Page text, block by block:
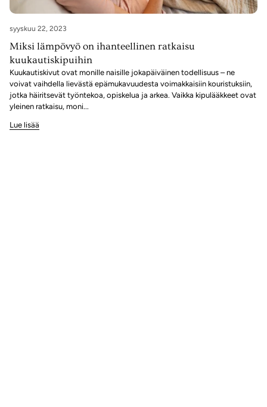
syyskuu 22, 2023
Miksi lämpövyö on ihanteellinen ratkaisu
kuukautiskipuihin
Kuukautiskivut ovat monille naisille jokapäiväinen todellisuus – ne
voivat vaihdella lievästä epämukavuudesta voimakkaisiin kouristuksiin,
jotka häiritsevät työntekoa, opiskelua ja arkea. Vaikka kipulääkkeet ovat
yleinen ratkaisu, moni...
Lue lisää